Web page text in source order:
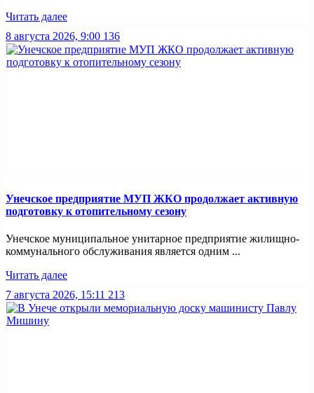
Читать далее
8 августа 2026, 9:00 136
Унечское предприятие МУП ЖКО продолжает активную
подготовку к отопительному сезону
Унечское муниципальное унитарное предприятие жилищно-
коммунального обслуживания является одним ...
Читать далее
7 августа 2026, 15:11 213